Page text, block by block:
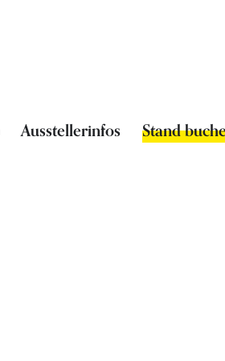
Ausstellerinfos Stand